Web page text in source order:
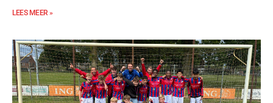
LEES MEER »